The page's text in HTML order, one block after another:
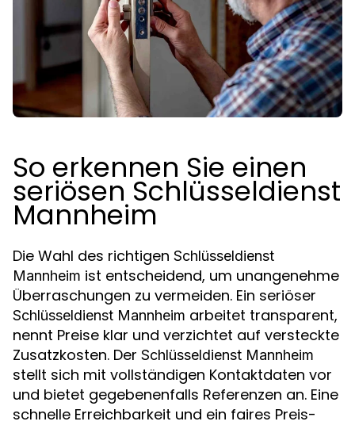
So erkennen Sie einen
seriösen Schlüsseldienst
Mannheim
Die Wahl des richtigen Schlüsseldienst
Mannheim ist entscheidend, um unangenehme
Überraschungen zu vermeiden. Ein seriöser
Schlüsseldienst Mannheim arbeitet transparent,
nennt Preise klar und verzichtet auf versteckte
Zusatzkosten. Der Schlüsseldienst Mannheim
stellt sich mit vollständigen Kontaktdaten vor
und bietet gegebenenfalls Referenzen an. Eine
schnelle Erreichbarkeit und ein faires Preis-